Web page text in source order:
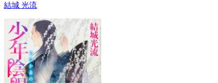
結城 光流